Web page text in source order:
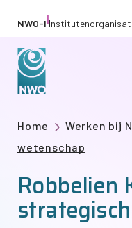
naar
gaan
NWO-I|
Kruimelpad
Home Werken bij
wetenschap
Robbelien